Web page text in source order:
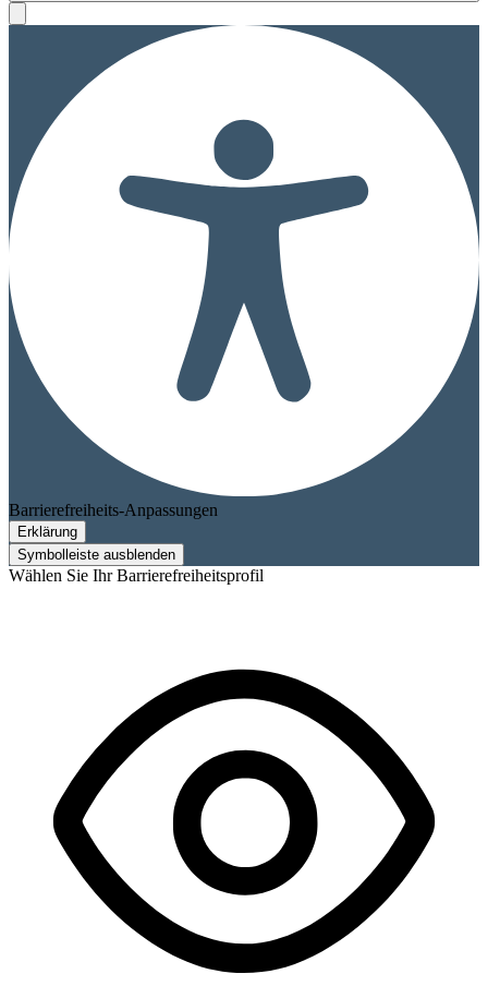
Barrierefreiheits-Anpassungen
Erklärung
Symbolleiste ausblenden
Wählen Sie Ihr Barrierefreiheitsprofil